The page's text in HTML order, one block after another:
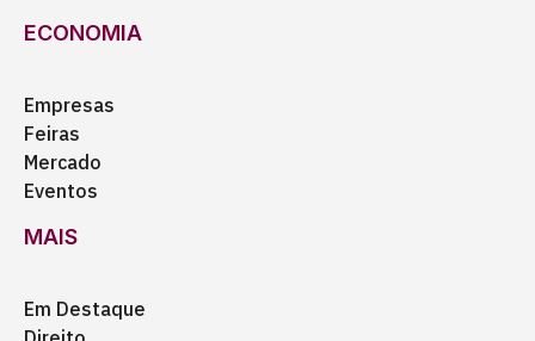
ECONOMIA
Empresas
Feiras
Mercado
Eventos
MAIS
Em Destaque